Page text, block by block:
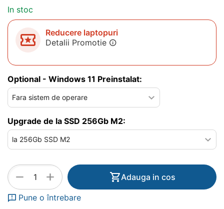
In stoc
Reducere laptopuri
Detalii Promotie
Optional - Windows 11 Preinstalat:
Upgrade de la SSD 256Gb M2:
+
− Adauga in cos
Pune o întrebare